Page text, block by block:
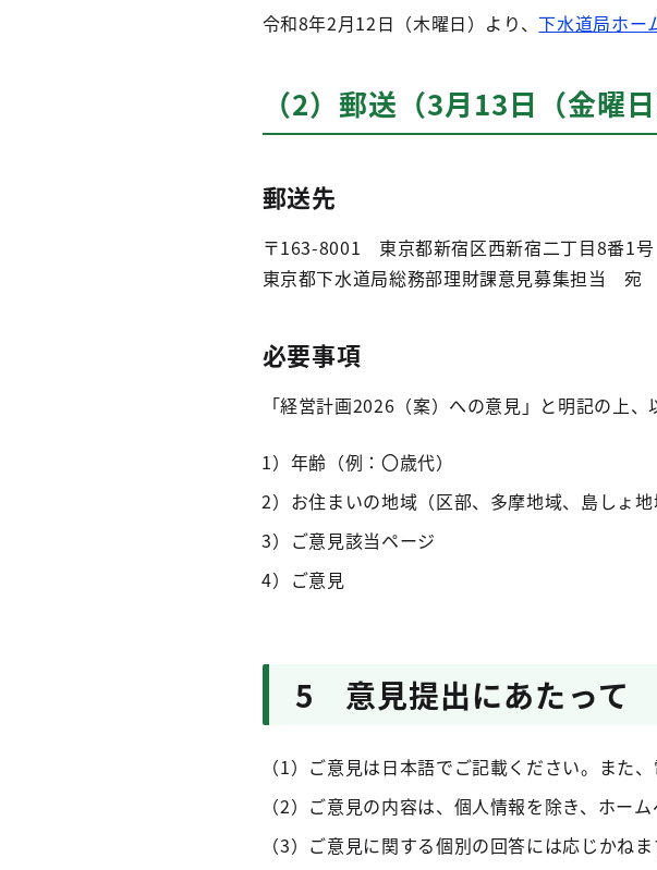
令和8年2月12日（木曜日）より、 下水道局ホー
（2）郵送（3月13日（金曜
郵送先
〒163-8001 東京都新宿区西新宿二丁目8番1号
東京都下水道局総務部理財課意見募集担当 宛
必要事項
「経営計画2026（案）への意見」と明記の上、
1）年齢（例：〇歳代）
2）お住まいの地域（区部、多摩地域、島しょ
3）ご意見該当ページ
4）ご意見
5 意見提出にあたって
（1）ご意見は日本語でご記載ください。また
（2）ご意見の内容は、個人情報を除き、ホー
（3）ご意見に関する個別の回答には応じかね